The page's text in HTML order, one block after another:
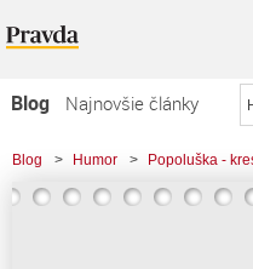
Blog
Najnovšie články
Najčítanejšie články
Najkomentovanejšie články
Blog > Humor > Popoluška -